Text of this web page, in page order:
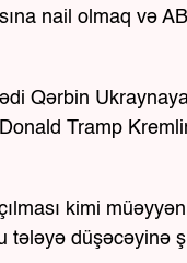
nail olmaq və
Qərbin
Tramp
kimi
tələyə düşəcəyinə